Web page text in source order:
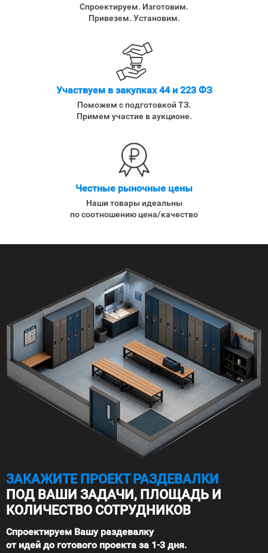
Спроектируем. Изготовим.
Привезем. Установим.
Участвуем в закупках 44 и 223 ФЗ
Поможем с подготовкой ТЗ.
Примем участие в аукционе.
Честные рыночные цены
Наши товары идеальны
по соотношению цена/качество
ЗАКАЖИТЕ ПРОЕКТ РАЗДЕВАЛКИ
ПОД ВАШИ ЗАДАЧИ, ПЛОЩАДЬ И
КОЛИЧЕСТВО СОТРУДНИКОВ
Спроектируем Вашу раздевалку
от идей до готового проекта за 1-3 дня.